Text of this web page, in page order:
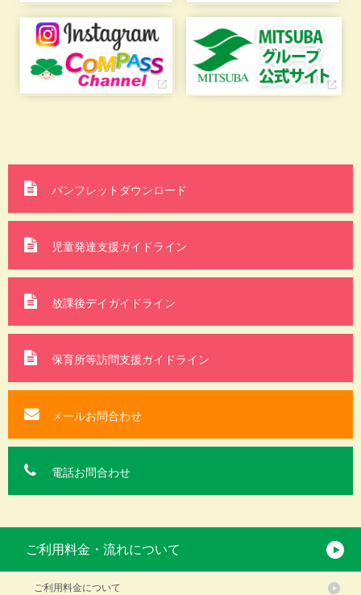
ご利用料金・流れについて
ご利用料金について
パンフレットダウンロード
児童発達支援ガイドライン
放課後デイガイドライン
保育所等訪問支援ガイドライン
メールお問合わせ
電話お問合わせ